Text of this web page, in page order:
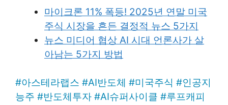
마이크론 11% 폭등! 2025년 연말 미국
주식 시장을 흔든 결정적 뉴스 5가지
뉴스 미디어 협상 AI 시대 언론사가 살
아남는 5가지 방법
#아스테라랩스 #AI반도체 #미국주식 #인공지
능주 #반도체투자 #AI슈퍼사이클 #루프캐피